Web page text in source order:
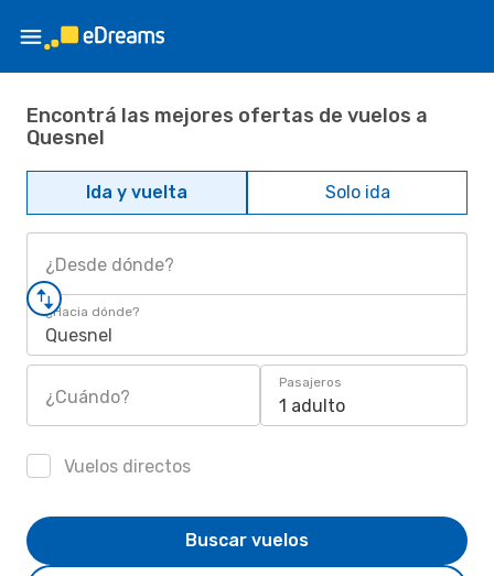
Encontrá las mejores ofertas de vuelos a
Quesnel
Ida y vuelta Solo ida
¿Desde dónde?
¿Hacia dónde?
Quesnel
¿Cuándo?
Pasajeros
1 adulto
Vuelos directos
Buscar vuelos